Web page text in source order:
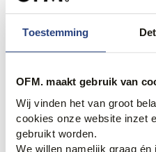
Toestemming
OFM. maakt gebruik van
Wij vinden het van groot
cookies onze website inzet
gebruikt worden.
We willen namelijk graag
je geliefde of buitenspelen
comfortabele kleding van
Pierre Cardin herenkleding
Bekijk direct de volledige
Cardin salevind je het hele
korting. Zo vul je voor een
met hoogwaardige kleding